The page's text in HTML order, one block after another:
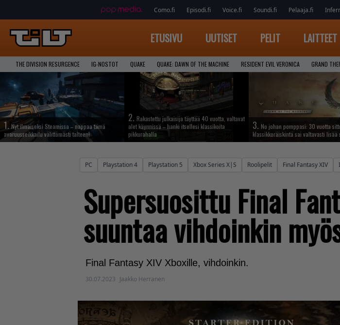
Como.fi Episodi.fi Voice.fi Soundi.fi Pelaaja.fi
ETUSIVU UUTISET PELIT LAITTEET
THE DIVISION RESURGENCE IG-NOSTOT QUAKE QUAKE: DAWN OF THE MACHINE RESIDENT EVIL VERONICA GRAND
1. Nyt ilmaiseksi Steamissa – nappaa tämä
avaruusseikkailu välittömästi talteen!
2. Rakastettu julkaisija täyttää 40 vuotta, valtavat
alet käynnissä – hanki itsellesi klassikoita
pikkurahalla
3. No johan pomppasi: 30 vuotta
klassikkoräiskintä sai valtavasti lisää
PC Playstation 4 Playstation 5 Xbox Series X|S Roolipelit Final Fantasy XIV
Supersuosittu Final
suuntaa vihdoinkin
Final Fantasy XIV Xboxille, vihdoinkin.
30.07.2023 Jaakko Herranen